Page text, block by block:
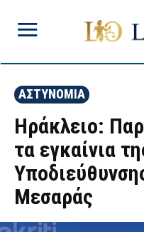
ΑΣΤΥΝΟΜΙΑ
Ηράκλειο:
τα εγκαίνια
Μεσαράς